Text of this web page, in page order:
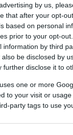
by us,
that after your opt-
based on personal
prior to your opt-
by third
be disclosed by
further disclose it to
one or more
to your visit or
party tags to use
δύο
Χαμάς που